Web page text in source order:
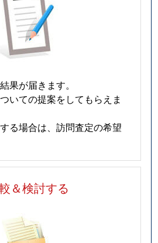
果が届きます。
いての提案をしてもらえま
る場合は、訪問査定の希望
＆検討する